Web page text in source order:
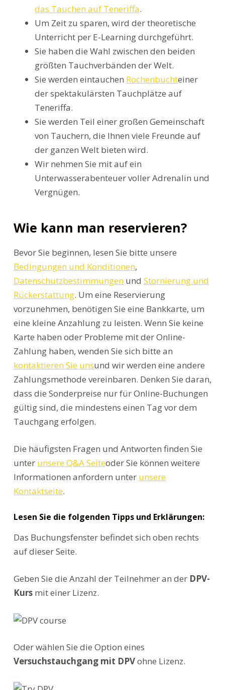
das Tauchen auf Teneriffa.
Um Zeit zu sparen, wird der theoretische
Unterricht per E-Learning durchgeführt.
Sie haben die Wahl zwischen den beiden
größten Tauchverbänden der Welt.
Sie werden eintauchen Rochenbuchteiner
der spektakulärsten Tauchplätze auf
Teneriffa.
Sie werden Teil einer großen Gemeinschaft
von Tauchern, die Ihnen viele Freunde auf
der ganzen Welt bieten wird.
Wir nehmen Sie mit auf ein
Unterwasserabenteuer voller Adrenalin und
Vergnügen.
Wie kann man reservieren?
Bevor Sie beginnen, lesen Sie bitte unsere
Bedingungen und Konditionen,
Datenschutzbestimmungenund Stornierung und
Rückerstattung. Um eine Reservierung
vorzunehmen, benötigen Sie eine Bankkarte, um
eine kleine Anzahlung zu leisten. Wenn Sie keine
Karte haben oder Probleme mit der Online-
Zahlung haben, wenden Sie sich bitte an
kontaktieren Sie unsund wir werden eine andere
Zahlungsmethode vereinbaren. Denken Sie daran,
dass die Sonderpreise nur für Online-Buchungen
gültig sind, die mindestens einen Tag vor dem
Tauchgang erfolgen.
Die häufigsten Fragen und Antworten finden Sie
unter unsere Q&A Seiteoder Sie können weitere
Informationen anfordern unter unsere
Kontaktseite.
Lesen Sie die folgenden Tipps und Erklärungen:
Das Buchungsfenster befindet sich oben rechts
auf dieser Seite.
Geben Sie die Anzahl der Teilnehmer an der DPV-
Kursmit einer Lizenz.
Oder wählen Sie die Option eines
Versuchstauchgang mit DPVohne Lizenz.